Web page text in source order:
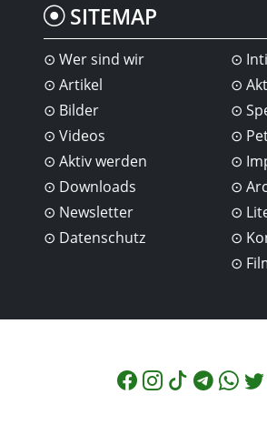
SITEMAP
Wer sind wir
Artikel
Bilder
Videos
Aktiv werden
Downloads
Newsletter
Datenschutz